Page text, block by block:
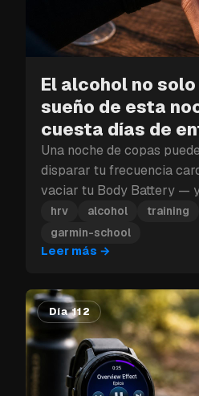
El alcohol no
sueño de esta
cuesta días de
Una noche de copas
disparar tu frecuencia
vaciar tu Body Battery —
bloque de entrenamiento,
recuperación puede
día.
hrv alcohol training
garmin-school
Leer más →
Día 112